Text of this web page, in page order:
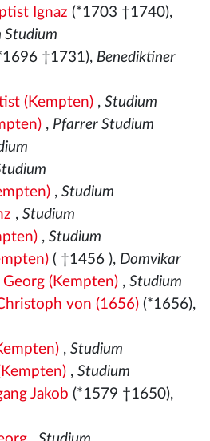
Ignaz (*1703 †1740),
Studium
†1731), Benediktiner
(Kempten), Studium
, Pfarrer Studium
, Studium
, Studium
, Studium
( †1456 ), Domvikar
Georg (Kempten), Studium
von (1656)(*1656),
, Studium
, Studium
Jakob (*1579 †1650),